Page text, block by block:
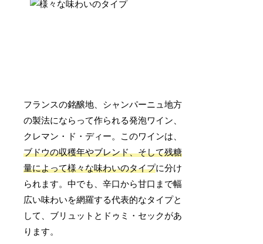
フランスの銘醸地、シャンパーニュ地方
の製法にならって作られる発泡ワイン、
クレマン・ド・ディー。このワインは、
ブドウの収穫年やブレンド、そして残糖
量によって様々な味わいのタイプに分け
られます。中でも、辛口から甘口まで幅
広い味わいを網羅する代表的なタイプと
して、ブリュットとドゥミ・セックがあ
ります。